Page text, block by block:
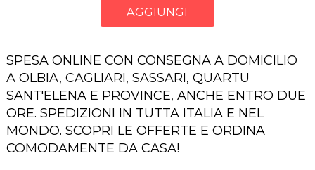
AGGIUNGI
SPESA ONLINE CON CONSEGNA A DOMICILIO
A OLBIA, CAGLIARI, SASSARI, QUARTU
SANT'ELENA E PROVINCE, ANCHE ENTRO DUE
ORE. SPEDIZIONI IN TUTTA ITALIA E NEL
MONDO. SCOPRI LE OFFERTE E ORDINA
COMODAMENTE DA CASA!